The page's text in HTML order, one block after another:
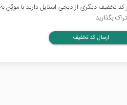
کد تخفیف دیگری از دیجی استایل دارید با موپُن به
بگذارید.
ارسال کد تخفیف